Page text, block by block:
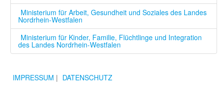
Ministerium für Arbeit, Gesundheit und Soziales des Landes
Nordrhein-Westfalen
Ministerium für Kinder, Familie, Flüchtlinge und Integration
des Landes Nordrhein-Westfalen
IMPRESSUM | DATENSCHUTZ